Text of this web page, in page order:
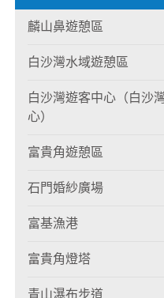
麟山鼻遊憩區
白沙灣水域遊憩區
白沙灣遊客中心（白沙
心）
富貴角遊憩區
石門婚紗廣場
富基漁港
富貴角燈塔
青山瀑布步道